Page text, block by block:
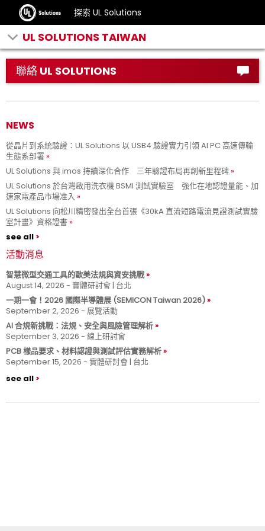
探索 UL Solutions
UL SOLUTIONS TAIWAN
聯絡 UL SOLUTIONS
NEWS
從晶片到系統驗證：UL Solutions 以 USB4 驗證實力引領 AI PC 高速傳輸
生態系部署
UL Solutions 與 imos 持續深化合作 三年驗證布局再創新里程碑
UL Solutions 於台灣啟用洗衣機 BSMI 測試實驗室 強化在地認證量能、加
速家電產品市場准入
UL Solutions 向松川精密發出全台首張《30kA 直流短路電流見證測試實驗
室計畫》資格證書
see all
活動消息
智慧微型交通工具的歐美法規與資安挑戰
August 14, 2026 - 實體研討會 | 台北
一期一會！2026 國際半導體展 (SEMICON Taiwan 2026)
September 2, 2026 - 展覽活動
AI 合規新挑戰：法規、安全與風險管理解析
September 3, 2026 - 線上研討會
PCB 樣品要求、材料認證與測試評估實務解析
September 15, 2026 - 實體研討會 | 台北
see all